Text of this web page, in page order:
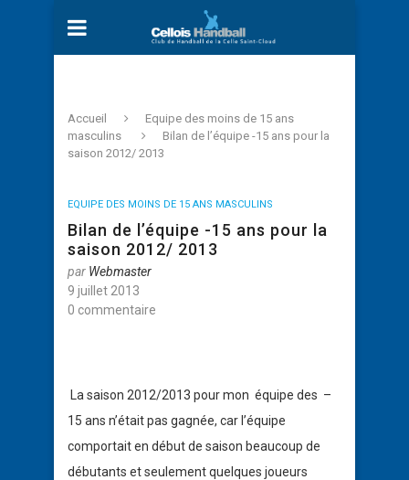
Accueil
Equipe des moins de 15 ans
masculins
Bilan de l’équipe -15 ans pour la
saison 2012/ 2013
EQUIPE DES MOINS DE 15 ANS MASCULINS
Bilan de l’équipe -15 ans pour la
saison 2012/ 2013
par Webmaster
9 juillet 2013
0 commentaire
La saison 2012/2013 pour mon équipe des –
15 ans n’était pas gagnée, car l’équipe
comportait en début de saison beaucoup de
débutants et seulement quelques joueurs